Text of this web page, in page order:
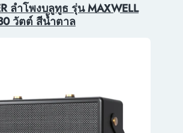
ลำโพงบลูทูธ รุ่น MAXWELL
วัตต์ สีน้ำตาล